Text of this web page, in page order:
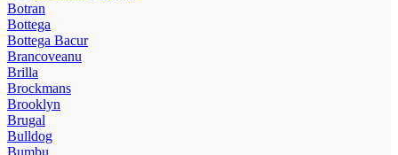
Botran
Bottega
Bottega Bacur
Brancoveanu
Brilla
Brockmans
Brooklyn
Brugal
Bulldog
Bumbu